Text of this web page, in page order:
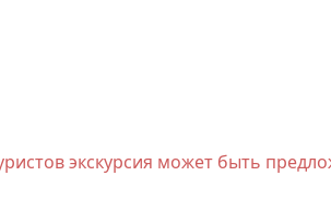
экскурсия может быть